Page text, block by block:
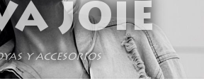
JOIÉ
y accesorios